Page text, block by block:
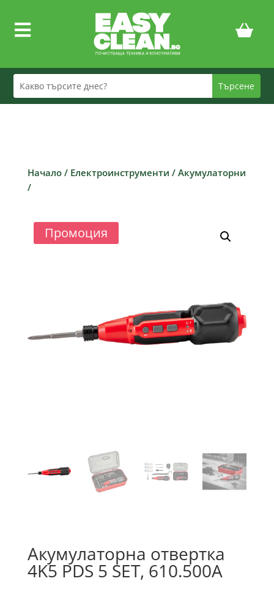

Начало/ Електроинструменти / Акумулаторни
/
Промоция
Акумулаторна отвертка
4K5 PDS 5 SET, 610.500A